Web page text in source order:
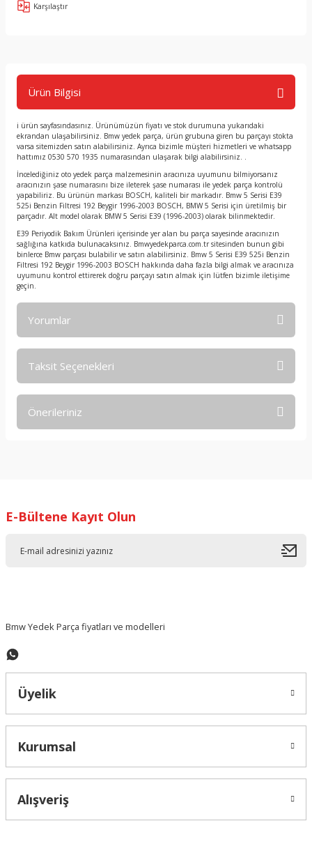
Karşılaştır
Ürün Bilgisi
i ürün sayfasındasınız. Ürünümüzün fiyatı ve stok durumuna yukarıdaki
ekrandan ulaşabilirsiniz. Bmw yedek parça, ürün grubuna giren bu parçayı stokta
varsa sitemizden satın alabilirsiniz. Ayrıca bizimle müşteri hizmetleri ve whatsapp
hattımız 0530 570 1935 numarasından ulaşarak bilgi alabilirsiniz. .
İncelediğiniz oto yedek parça malzemesinin aracınıza uyumunu bilmiyorsanız
aracınızın şase numarasını bize ileterek şase numarası ile yedek parça kontrolü
yapabiliriz. Bu ürünün markası BOSCH, kaliteli bir markadır. Bmw 5 Serisi E39
525i Benzin Filtresi 192 Beygir 1996-2003 BOSCH, BMW 5 Serisi için üretilmiş bir
parçadır. Alt model olarak BMW 5 Serisi E39 (1996-2003) olarak bilinmektedir.
E39 Periyodik Bakım Ürünleri içerisinde yer alan bu parça sayesinde aracınızın
sağlığına katkıda bulunacaksınız. Bmwyedekparca.com.tr sitesinden bunun gibi
binlerce Bmw parçası bulabilir ve satın alabilirsiniz. Bmw 5 Serisi E39 525i Benzin
Filtresi 192 Beygir 1996-2003 BOSCH hakkında daha fazla bilgi almak ve aracınıza
uyumunu kontrol ettirerek doğru parçayı satın almak için lütfen bizimle iletişime
geçin.
Yorumlar
Taksit Seçenekleri
Önerileriniz
Ürün resmi kalitesiz, bozuk veya görüntülenemiyor.
E-Bültene Kayıt Olun
Bmw Yedek Parça fiyatları ve modelleri
Üyelik
Kurumsal
Alışveriş